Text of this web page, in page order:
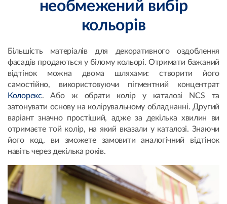
необмежений вибір
кольорів
Більшість матеріалів для декоративного оздоблення
фасадів продаються у білому кольорі. Отримати бажаний
відтінок можна двома шляхами: створити його
самостійно, використовуючи пігментний концентрат
Колорекс. Або ж обрати колір у каталозі NCS та
затонувати основу на колірувальному обладнанні. Другий
варіант значно простіший, адже за декілька хвилин ви
отримаєте той колір, на який вказали у каталозі. Знаючи
його код, ви зможете замовити аналогічний відтінок
навіть через декілька років.